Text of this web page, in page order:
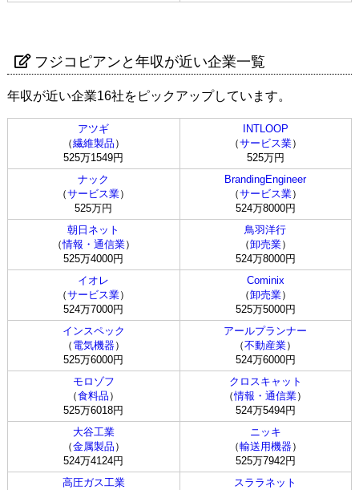
フジコピアンと年収が近い企業一覧
年収が近い企業16社をピックアップしています。
アツギ
（繊維製品 ）
525万1549円
INTLOOP
（サービス業）
525万円
ナック
（サービス業）
525万円
BrandingEngineer
（サービス業）
524万8000円
朝日ネット
（情報・通信業）
525万4000円
鳥羽洋行
（卸売業）
524万8000円
イオレ
（サービス業）
524万7000円
Cominix
（卸売業）
525万5000円
インスペック
（ 電気機器）
525万6000円
アールプランナー
（不動産業）
524万6000円
モロゾフ
（食料品 ）
525万6018円
クロスキャット
（情報・通信業）
524万5494円
大谷工業
（金属製品 ）
524万4124円
ニッキ
（輸送用機器）
525万7942円
高圧ガス工業
スララネット